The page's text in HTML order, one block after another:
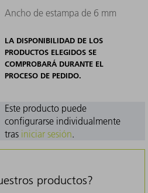
Ancho de estampa de 6 mm
LA DISPONIBILIDAD DE LOS
PRODUCTOS ELEGIDOS SE
COMPROBARÁ DURANTE EL
PROCESO DE PEDIDO.
Este producto puede
configurarse individualmente
tras iniciar sesión.
productos?